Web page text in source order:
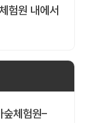
험원 내에서
체험원–